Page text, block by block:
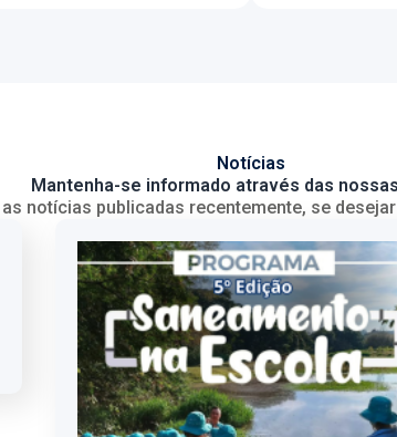
Notícias
Mantenha-se informado através das
notícias publicadas recentemente, se